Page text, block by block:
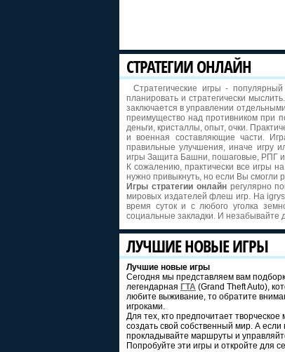
СТРАТЕГИИ ОНЛАЙН
Стратегические игры -
планировать и стратегически
заключается в управлении
преимущество над противником при
деньги, кристаллы, опыт, очки.
и военная составляющие части.
правильные улучшения, иначе игру
игры Защита Башни, пошаговые, РПГ
К сожалению, практически все игры
нужно привыкнуть, но если Вы смогли
Игры стратегии онлайнрегулярно
мировых издателей флеш игр. На
время суток и с любого уголка
социальные закладки. И незабывайте
ЛУЧШИЕ НОВЫЕ ИГРЫ
Лучшие новые игры
Сегодня мы представляем вам
легендарная ГТА (Grand Theft Auto),
любите выживание, то обратите
игроками.
Для тех, кто предпочитает
создать свой собственный мир. А
прокладывайте маршруты и
Попробуйте эти игры и откройте для